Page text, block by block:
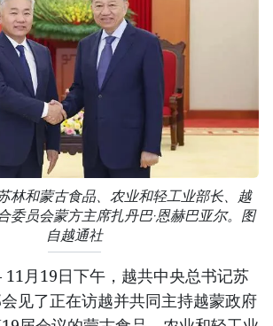
林和蒙古食品、农业和轻工业部长、越
委员会蒙方主席扎丹巴·恩赫巴亚尔。图
自越通社
月19日下午，越共中央总书记苏
见了正在访越并共同主持越蒙政府